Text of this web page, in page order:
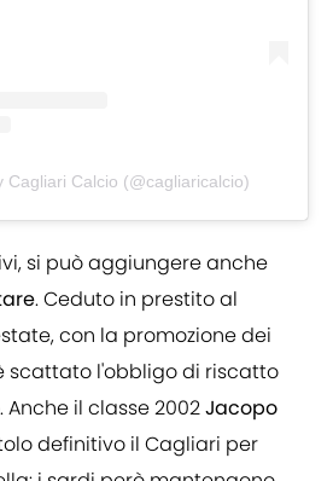
Cagliari Calcio (@cagliaricalcio)
si può aggiungere anche
. Ceduto in prestito al
con la promozione dei
scattato l'obbligo di riscatto
Anche il classe 2002Jacopo
definitivo il Cagliari per